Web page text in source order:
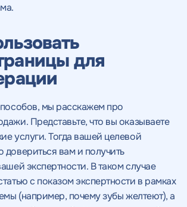
для
мы расскажем про
Представьте, что вы оказываете
услуги. Тогда вашей целевой
вам и получить
экспертности. В таком случае
с показом экспертности в рамках
(например, почему зубы желтеют), а